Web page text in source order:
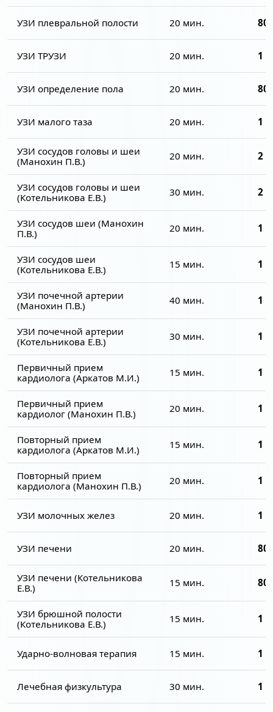
УЗИ плевральной полости 20 мин.
УЗИ ТРУЗИ 20 мин. 1
УЗИ определение пола 20 мин.
УЗИ малого таза 20 мин. 1
УЗИ сосудов головы и шеи
(Манохин П.В.)
20 мин. 2
УЗИ сосудов головы и шеи
(Котельникова Е.В.)
30 мин. 2
УЗИ сосудов шеи (Манохин
П.В.)
20 мин. 1
УЗИ сосудов шеи
(Котельникова Е.В.)
15 мин. 1
УЗИ почечной артерии
(Манохин П.В.)
40 мин. 1
УЗИ почечной артерии
(Котельникова Е.В.)
30 мин. 1
Первичный прием
кардиолога (Аркатов М.И.)
15 мин. 1
Первичный прием
кардиолог (Манохин П.В.)
20 мин. 1
Повторный прием
кардиолога (Аркатов М.И.)
15 мин. 1
Повторный прием
кардиолога (Манохин П.В.)
20 мин. 1
УЗИ молочных желез 20 мин. 1
УЗИ печени 20 мин.
УЗИ печени (Котельникова
Е.В.)
15 мин.
УЗИ брюшной полости
(Котельникова Е.В.)
15 мин. 1
Ударно-волновая терапия 15 мин. 1
Лечебная физкультура 30 мин. 1